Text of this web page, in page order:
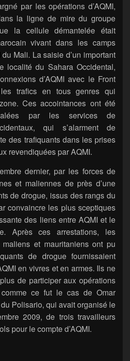
par les opérations d’AQMI,
la ligne de mire du groupe
la cellule démantelée était
vivant dans les camps
Mali. La saisie d’un important
localité du Sahara Occidental,
d’AQMI avec le Front
trafics en tous genres qui
Ces accointances ont été
par les services de
qui s’alarment de
des trafiquants dans les prises
revendiquées par AQMI.
dernier, par les forces de
et maliennes de près d’une
de drogue, issus des rangs du
convaincre les plus sceptiques
des liens entre AQMI et le
Après ces arrestations, les
et mauritaniens ont pu
de drogue fournissaient
en vivres et en armes. Ils ne
de participer aux opérations
comme ce fut le cas de Omar
Polisario, qui avait organisé le
2009, de trois travailleurs
pour le compte d’AQMI.